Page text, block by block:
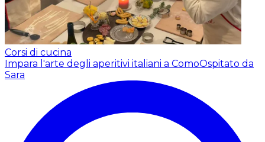
Corsi di cucina
Impara l'arte degli aperitivi italiani a ComoOspitato da
Sara